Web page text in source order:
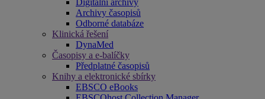
Digitální archivy
Archivy časopisů
Odborné databáze
Klinická řešení
DynaMed
Časopisy a e-balíčky
Předplatné časopisů
Knihy a elektronické sbírky
EBSCO eBooks